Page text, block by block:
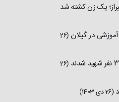
یک زن کشته شد
(26
(26
(26 دی 1403)